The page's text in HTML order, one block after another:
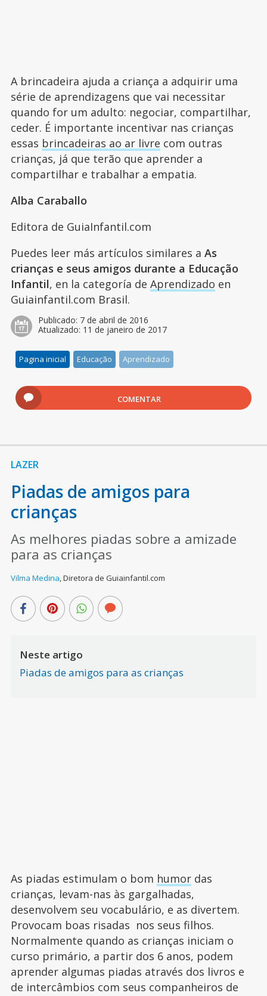
A brincadeira ajuda a criança a adquirir uma
série de aprendizagens que vai necessitar
quando for um adulto: negociar, compartilhar,
ceder. É importante incentivar nas crianças
essas brincadeiras ao ar livre com outras
crianças, já que terão que aprender a
compartilhar e trabalhar a empatia.
Alba Caraballo
Editora de GuiaInfantil.com
Puedes leer más artículos similares a As
crianças e seus amigos durante a Educação
Infantil, en la categoría de Aprendizado en
Guiainfantil.com Brasil.
Publicado: 7 de abril de 2016
Atualizado: 11 de janeiro de 2017
Pagina inicial Educação Aprendizado
COMENTAR
LAZER
Piadas de amigos para
crianças
As melhores piadas sobre a amizade
para as crianças
Vilma Medina,Diretora de Guiainfantil.com
Neste artigo
Piadas de amigos para as crianças
As piadas estimulam o bom humordas
crianças, levam-nas às gargalhadas,
desenvolvem seu vocabulário, e as divertem.
Provocam boas risadas nos seus filhos.
Normalmente quando as crianças iniciam o
curso primário, a partir dos 6 anos, podem
aprender algumas piadas através dos livros e
de intercâmbios com seus companheiros de